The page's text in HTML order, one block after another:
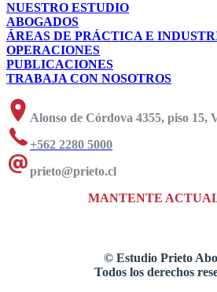
NUESTRO ESTUDIO
ABOGADOS
ÁREAS DE PRÁCTICA E
OPERACIONES
PUBLICACIONES
TRABAJA CON NOSOTROS
Alonso de Córdova 4355, piso 15,
+562 2280 5000
prieto@prieto.cl
MANTENTE
© Estudio Prieto
Todos los derechos